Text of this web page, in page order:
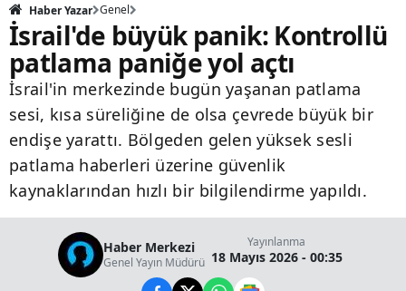
Haber Yazar Genel
İsrail'de büyük panik: Kontrollü
patlama paniğe yol açtı
İsrail'in merkezinde bugün yaşanan patlama
sesi, kısa süreliğine de olsa çevrede büyük bir
endişe yarattı. Bölgeden gelen yüksek sesli
patlama haberleri üzerine güvenlik
kaynaklarından hızlı bir bilgilendirme yapıldı.
Haber Merkezi
Genel Yayın Müdürü
Yayınlanma
18 Mayıs 2026 - 00:35